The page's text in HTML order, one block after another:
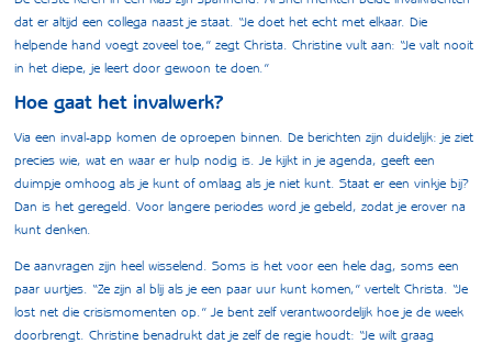
dat er altijd een collega naast je staat. “Je doet het echt met elkaar. Die
helpende hand voegt zoveel toe,” zegt Christa. Christine vult aan: “Je valt nooit
in het diepe, je leert door gewoon te doen.”
Hoe gaat het invalwerk?
Via een inval-app komen de oproepen binnen. De berichten zijn duidelijk: je ziet
precies wie, wat en waar er hulp nodig is. Je kijkt in je agenda, geeft een
duimpje omhoog als je kunt of omlaag als je niet kunt. Staat er een vinkje bij?
Dan is het geregeld. Voor langere periodes word je gebeld, zodat je erover na
kunt denken.
De aanvragen zijn heel wisselend. Soms is het voor een hele dag, soms een
paar uurtjes. “Ze zijn al blij als je een paar uur kunt komen,” vertelt Christa. “Je
lost net die crisismomenten op.” Je bent zelf verantwoordelijk hoe je de week
doorbrengt. Christine benadrukt dat je zelf de regie houdt: “Je wilt graag